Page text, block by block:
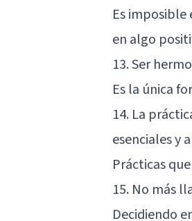
Es imposible
en algo
13. Ser
Es la única
14. La
esenciales y
Prácticas
15. No más
Decidiendo